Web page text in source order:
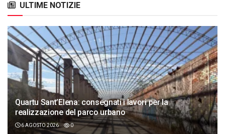
ULTIME NOTIZIE
Quartu Sant’Elena: consegnati i lavori per la
realizzazione del parco urbano
6 AGOSTO 2026 0